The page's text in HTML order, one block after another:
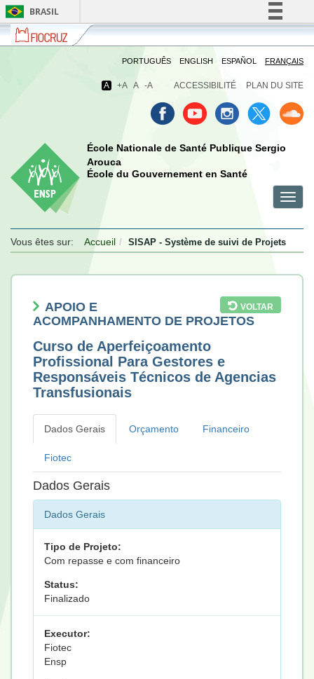
BRASIL
Simplifique!
Comunica BR
Legislação
Fiocruz
Fale
com
PORTUGUÊS ENGLISH ESPAÑOL FRANÇAIS
A +A A -A ACCESSIBILITÉ PLAN DU SITE
École Nationale de Santé Publique Sergio
Arouca
École du Gouvernement en Santé
menu
menu
menu
Vous êtes sur:
Accueil SISAP - Système de suivi de Projets
VOLTAR
APOIO E
ACOMPANHAMENTO DE PROJETOS
Curso de Aperfeiçoamento
Profissional Para Gestores e
Responsáveis Técnicos de Agencias
Transfusionais
Dados Gerais Orçamento Financeiro
Fiotec
Dados Gerais
Dados Gerais
Tipo de Projeto:
Com repasse e com financeiro
Status:
Finalizado
Executor:
Fiotec
Ensp